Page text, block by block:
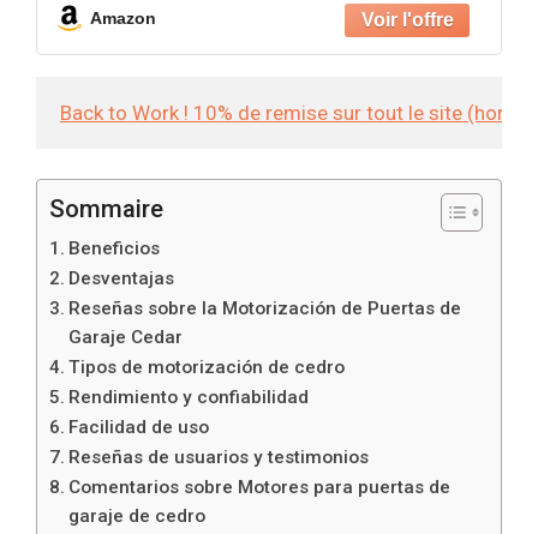
Amazon
Back to Work ! 10% de remise sur tout le site (hors
Sommaire
Beneficios
Desventajas
Reseñas sobre la Motorización de Puertas de
Garaje Cedar
Tipos de motorización de cedro
Rendimiento y confiabilidad
Facilidad de uso
Reseñas de usuarios y testimonios
Comentarios sobre Motores para puertas de
garaje de cedro